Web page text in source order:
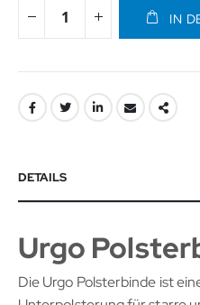
IN
DETAILS
Urgo
Die Urgo Polsterbinde ist